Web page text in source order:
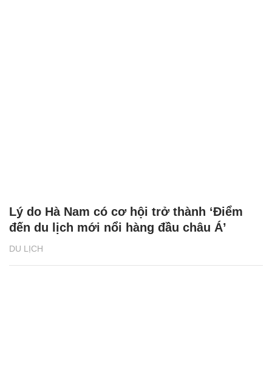
DU LỊCH
Lý do Hà Nam có cơ hội trở thành ‘Điểm
đến du lịch mới nổi hàng đầu châu Á’